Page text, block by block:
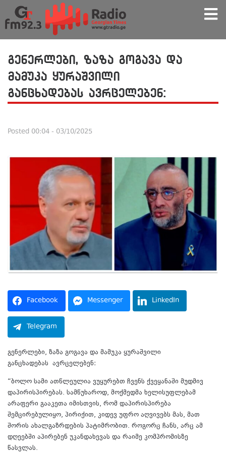
გენერლები, ზაზა გოგავა და
მამუკა ყურაშვილი
განცხადებას ავრცელებენ:
Posted 00:04 - 03/10/2025
Facebook Messenger LinkedIn
Telegram
გენერლები, ზაზა გოგავა და მამუკა ყურაშვილი
განცხადებას ავრცელებენ:
“ბოლო სამი ათწლეულია ვუყურებთ ჩვენს ქვეყანაში მუდმივ
დაპირისპირებას. სამწუხაროდ, მოქმედმა ხელისუფლებამ
არაფერი გააკეთა იმისთვის, რომ დაპირისპირება
შემცირებულიყო, პირიქით, კიდევ უფრო აღვივებს მას, მათ
შორის ახალგაზრდების პატიმრობით. როგორც ჩანს, არც ამ
დღეებში აპირებენ უკანდახევას და რაიმე კომპრომისზე
წასვლას.